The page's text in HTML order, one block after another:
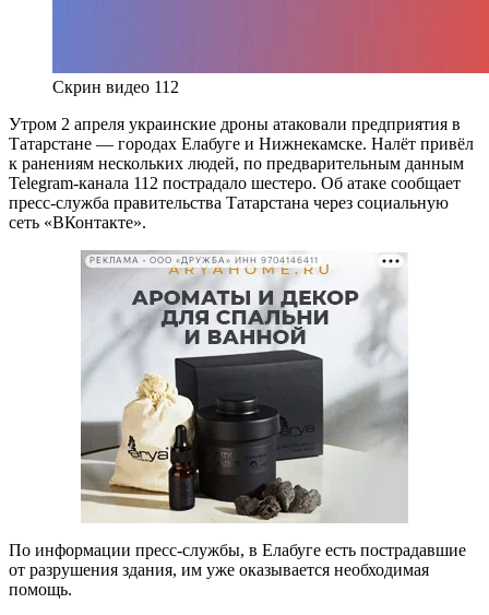
Скрин видео 112
Утром 2 апреля украинские дроны атаковали предприятия в
Татарстане — городах Елабуге и Нижнекамске. Налёт привёл
к ранениям нескольких людей, по предварительным данным
Telegram-канала 112 пострадало шестеро. Об атаке сообщает
пресс-служба правительства Татарстана через социальную
сеть «ВКонтакте».
РЕКЛАМА • ООО «ДРУЖБА» ИНН 9704146411
По информации пресс-службы, в Елабуге есть пострадавшие
от разрушения здания, им уже оказывается необходимая
помощь.